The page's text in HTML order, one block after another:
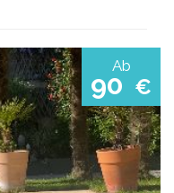
Ab
90 €